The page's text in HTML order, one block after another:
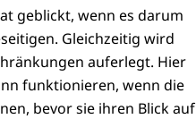
geblickt, wenn es darum
Gleichzeitig wird
auferlegt. Hier
funktionieren, wenn die
bevor sie ihren Blick auf